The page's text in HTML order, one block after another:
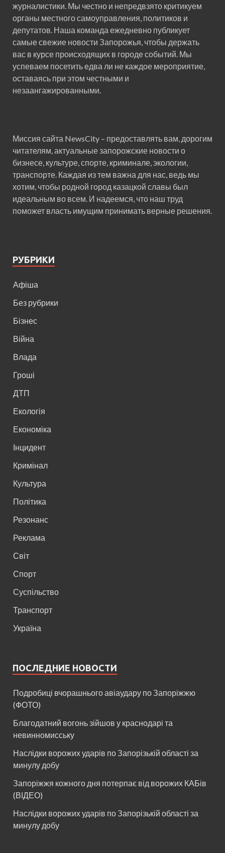
журналистики. Мы честно и непредвзято критикуем
органы местного самоуправления, политиков и
депутатов. Наша команда ежедневно публикует
самые свежие новости Запорожья, чтобы держать
вас в курсе происходящих в городе событий. Мы
успеваем посетить едва ли не каждое мероприятие,
оставаясь при этом честными и
незаангажированными.
Миссия сайта NewsCity – предоставлять вам, дорогим
читателям, актуальные запорожские новости о
бизнесе, культуре, спорте, криминале, экологии,
транспорте. Каждая из тем важна для нас, ведь мы
хотим, чтобы родной город казацкой славы был
идеальным во всем. И надеемся, что наш труд
поможет власть имущим принимать верные решения.
РУБРИКИ
Афіша
Без рубрики
Бізнес
Війна
Влада
Гроші
ДТП
Екологія
Економіка
Інцидент
Кримінал
Культура
Політика
Резонанс
Реклама
Світ
Спорт
Суспільство
Транспорт
Україна
ПОСЛЕДНИЕ НОВОСТИ
Подробиці вчорашнього авіаудару по Запоріжжю
(ФОТО)
Благодатний вогонь зійшов у краснодарі та
невинномисську
Наслідки ворожих ударів по Запорізькій області за
минулу добу
Запоріжжя кожного дня потерпає від ворожих КАБів
(ВІДЕО)
Наслідки ворожих ударів по Запорізькій області за
минулу добу